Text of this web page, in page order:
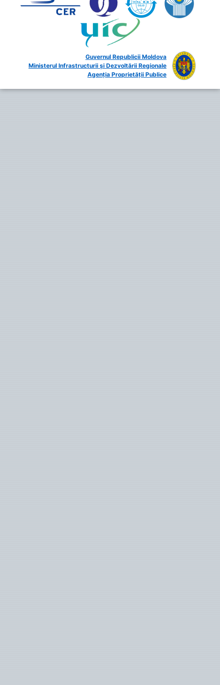
Guvernul Republicii Moldova
Ministerul Infrastructurii și Dezvoltării Regionale
Agenția Proprietății Publice